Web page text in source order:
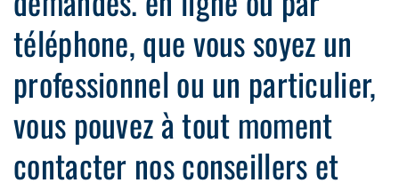
téléphone, que vous soyez un
professionnel ou un particulier,
vous pouvez à tout moment
contacter nos conseillers et